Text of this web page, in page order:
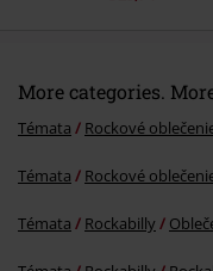
More categories.
Témata Rockové
Témata Rockové
Témata Rockabilly